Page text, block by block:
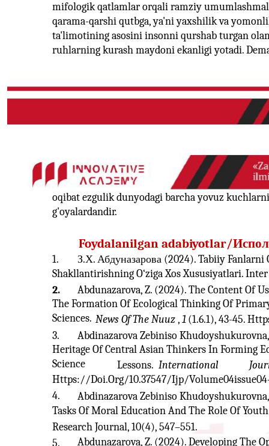
mifologik qatlamlar orqali ramziy
qarama-qarshi qutbga, ya'ni yaxshilik va
ta'limotining asosini insonni qurshab turgan
ruhlarning kurash maydoni ekanligi yotadi.
oqibat ezgulik dunyodagi barcha yovuz
g'oyalardandir.
Foydalanilgan adabiyotlar/
1.
З.Х. Абдуназарова (2024). Tabiiy
Shakllantirishning O‘ziga Xos Xususiyatlari.
2.
Abdunazarova, Z. (2024). The Content Of
The Formation Of Ecological Thinking Of
Sciences. News Of The Nuuz,1(1.6.1), 43-45.
3.
Abdinazarova Zebiniso
Heritage Of Central Asian Thinkers In Forming
Science
Lessons. International
Https://Doi.Org/10.37547/Ijp/
4.
Abdinazarova Zebiniso
Tasks Of Moral Education And The Role Of
Research Journal, 10(4), 547–551.
5.
Abdunazarova, Z. (2024). Developing The